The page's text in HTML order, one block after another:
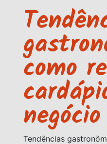
como
negócio
Tendências